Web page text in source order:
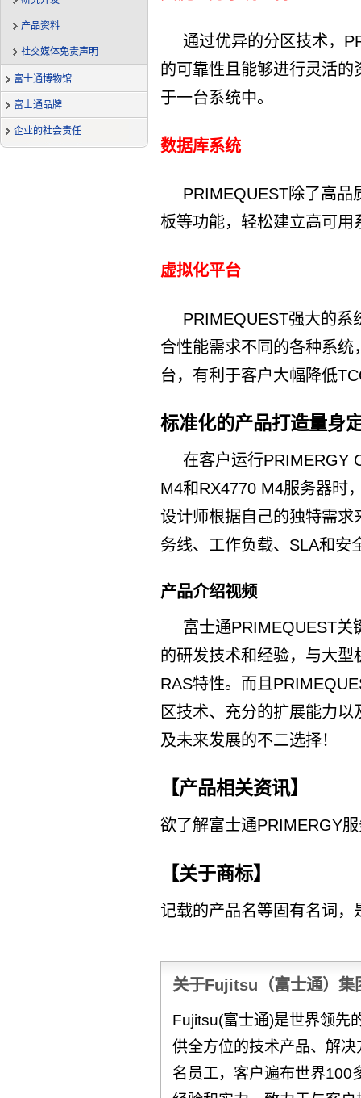
产品资料
社交媒体免责声明
富士通博物馆
富士通品牌
企业的社会责任
通过优异的分区技术，
的可靠性且能够进行灵活
于一台系统中。
数据库系统
PRIMEQUEST除了高
板等功能，轻松建立高可用
虚拟化平台
PRIMEQUEST强大的
合性能需求不同的各种系
台，有利于客户大幅降低
标准化的产品打造量身
在客户运行PRIMERGY
M4和RX4770 M4服务器时
设计师根据自己的独特需
务线、工作负载、SLA和安
产品介绍视频
富士通PRIMEQUEST
的研发技术和经验，与大
RAS特性。而且
区技术、充分的扩展能力
及未来发展的不二选择！
【产品相关资讯】
欲了解富士通PRIMERGY
【关于商标】
记载的产品名等固有名词
关于Fujitsu（富士通）集
Fujitsu(富士通)是世界领先
供全方位的技术产品、解
名员工，客户遍布世界100